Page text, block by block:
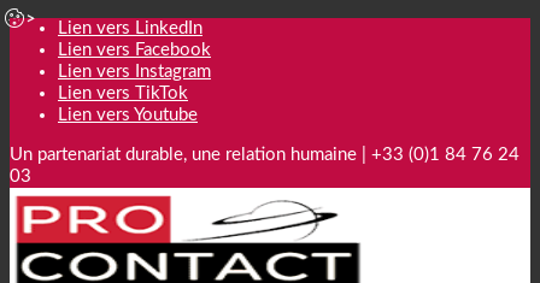
Lien vers LinkedIn
Lien vers Facebook
Lien vers Instagram
Lien vers TikTok
Lien vers Youtube
Un partenariat durable, une relation humaine | +33 (0)1 84 76 24
03